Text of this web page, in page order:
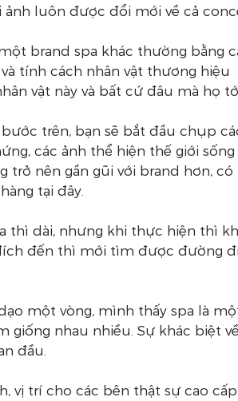
luôn được đổi mới về cả
brand spa khác thường bằng
tính cách nhân vật thương hiệu
vật này và bất cứ đâu mà họ
trên, bạn sẽ bắt đầu chụp
các ảnh thể hiện thế giới
trở nên gần gũi với brand hơn,
tại đây.
thì dài, nhưng khi thực hiện thì
đến thì mới tìm được đường
một vòng, mình thấy spa là
giống nhau nhiều. Sự khác biệt
đầu.
vị trí cho các bên thật sự cao